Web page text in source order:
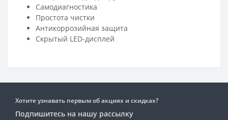
Самодиагностика
Простота чистки
Антикоррозийная защита
Скрытый LED-дисплей
Хотите узнавать первым об акциях и скидках?
Подпишитесь на нашу рассылку